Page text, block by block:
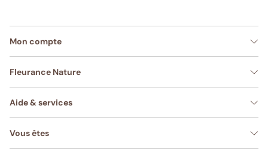
Mon compte
Fleurance Nature
Aide & services
Vous êtes